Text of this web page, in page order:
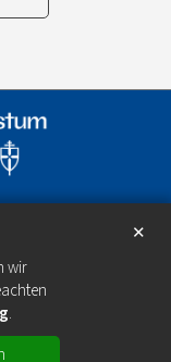
wir
.
✕